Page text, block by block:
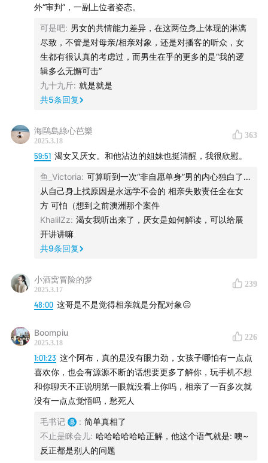
选购更多补剂，点击进入➡️
营养工厂微信小程序，可参考首页“健康需求”板块，包
减脂、抗衰、皮肤、睡眠等多种分类，都有对应的补
剂搭配，帮你一键直达适合自己的产品
如何购买？
下单记得备注暗号“基本无害”，获取双倍积分，积分可
以兑换更多健康实用产品
🎁别忘了参加互动抽奖活动！评论区发送你的订单号
我们会抽取两位幸运听友免单一瓶 NMN！下单的朋友
们记得来多多互动！
外“审判”，一副上位者姿态。
可是吧: 男女的共情能力差异，在这两位身上体现的淋漓
尽致，不管是对母亲/相亲对象，还是对播客的听众，女
生都有很认真的考虑过，而男生在乎的更多的是“我的逻
辑多么无懈可击”
九十九斤: 就是就是
共5条回复
海鷗島綠心芭樂
2025.3.18
363
59:51 渴女又厌女。和他沾边的姐妹也挺清醒，我很欣慰。
鱼_Victoria: 可算听到一次“非自愿单身”男的内心独白了…
从自己身上找原因是永远学不会的 相亲失败责任全在女
方 可怕（想到之前澳洲那个案件
KhalilZz: 渴女我听出来了，厌女是如何解读，可以给展
开讲讲嘛
共9条回复
小酒窝冒险的梦
2025.3.17
239
48:00 这哥是不是觉得相亲就是分配对象😑
Boompiu
2025.3.18
226
1:01:23 这个阿布，真的是没有眼力劲，女孩子哪怕有一点点
喜欢你，也会有源源不断的话想要更多了解你，玩手机不想
和你聊天不正说明第一眼就没看上你吗，相亲了一百多次就
没有一点点觉悟吗，愁死人
毛书记 : 简单真相了
不止是眯会儿: 哈哈哈哈哈哈正解，他这个语气就是: 噢~
反正都是别人的问题